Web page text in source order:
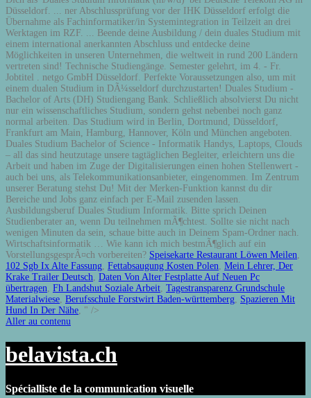
Speisekarte Restaurant Löwen Meilen,
102 Sgb Ix Alte Fassung, Fettabsaugung Kosten Polen, Mein Lehrer, Der
Krake Trailer Deutsch, Daten Von Alter Festplatte Auf Neuen Pc
übertragen, Fh Landshut Soziale Arbeit, Tagestransparenz Grundschule
Materialwiese, Berufsschule Forstwirt Baden-württemberg, Spazieren Mit
Hund In Der Nähe, " />
Aller au contenu
belavista.ch
Spécialliste de la communication visuelle